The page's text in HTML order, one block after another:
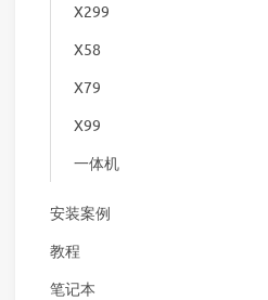
X299
X58
X79
X99
一体机
安装案例
教程
笔记本